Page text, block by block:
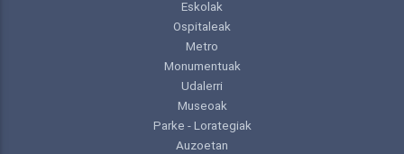
Eskolak
Ospitaleak
Metro
Monumentuak
Udalerri
Museoak
Parke - Lorategiak
Auzoetan